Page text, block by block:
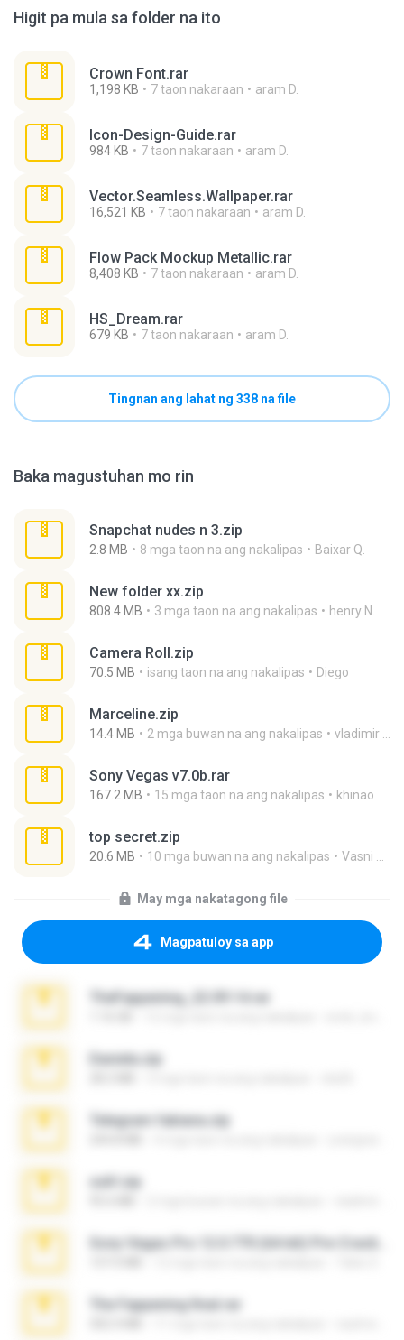
Higit pa mula sa folder na ito
Crown Font.rar
1,198 KB 7 taon nakaraan aram D.
Icon-Design-Guide.rar
984 KB 7 taon nakaraan aram D.
Vector.Seamless.Wallpaper.rar
16,521 KB 7 taon nakaraan aram D.
Flow Pack Mockup Metallic.rar
8,408 KB 7 taon nakaraan aram D.
HS_Dream.rar
679 KB 7 taon nakaraan aram D.
Tingnan ang lahat ng 338 na file
Baka magustuhan mo rin
Snapchat nudes n 3.zip
2.8 MB 8 mga taon na ang nakalipas Baixar Q.
New folder xx.zip
808.4 MB 3 mga taon na ang nakalipas henry N.
Camera Roll.zip
70.5 MB isang taon na ang nakalipas Diego
Marceline.zip
14.4 MB 2 mga buwan na ang nakalipas vladimir M.
Sony Vegas v7.0b.rar
167.2 MB 15 mga taon na ang nakalipas khinao
top secret.zip
20.6 MB 10 mga buwan na ang nakalipas Vasni Vhuo
May mga nakatagong file
Magpatuloy sa app
TheFappening_22.09.14.rar
Daniela.zip
Telegram fabiana.zip
ouh!.zip
The Fappening final.rar